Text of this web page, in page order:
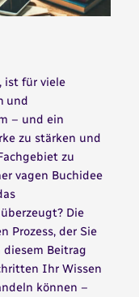
ist für viele
und
– und ein
zu stärken und
zu
vagen Buchidee
Die
Prozess, der Sie
Beitrag
Ihr Wissen
können –